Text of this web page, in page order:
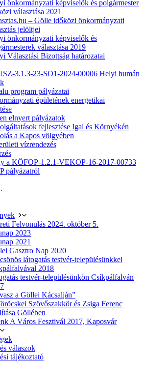
önkormányzati képviselők és polgármester
választása 2021
– Gölle időközi önkormányzati
jelöltjei
önkormányzati képviselők és
választása 2019
Választási Bizottság határozatai
3.1.3-23-SO1-2024-00006 Helyi humán
program pályázatai
épületének energetikai
elnyert pályázatok
fejlesztése Igal és Környékén
a Kapos völgyében
vízrendezés
a KÖFOP-1.2.1-VEKOP-16-2017-00733
pályázatról
Felvonulás 2024. október 5.
2023
2021
Gasztro Nap 2020
látogatás testvér-településünkkel
2018
testvér-településünkön Csíkpálfalván
a Göllei Kácsalján”
Szövőszakkör és Zsiga Ferenc
Göllében
A Város Fesztivál 2017, Kaposvár
válaszok
tájékoztató